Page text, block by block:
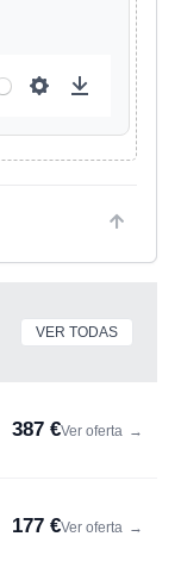
VER TODAS
387 €Ver oferta →
177 €Ver oferta →